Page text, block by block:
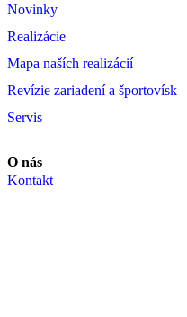
Novinky
Realizácie
Mapa naších realizácií
Revízie zariadení a športovísk
Servis
O nás
Kontakt